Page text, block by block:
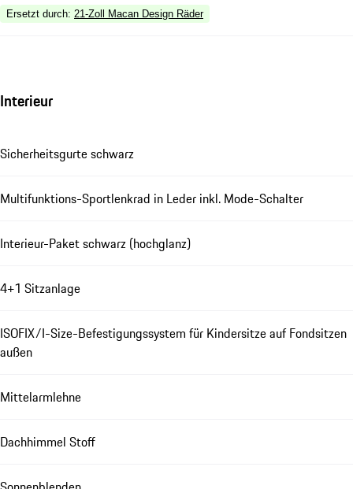
Ersetzt durch: 21-Zoll Macan Design Räder
Interieur
Sicherheitsgurte schwarz
Multifunktions-Sportlenkrad in Leder inkl. Mode-Schalter
Interieur-Paket schwarz (hochglanz)
4+1 Sitzanlage
ISOFIX/I-Size-Befestigungssystem für Kindersitze auf Fondsitzen
außen
Mittelarmlehne
Dachhimmel Stoff